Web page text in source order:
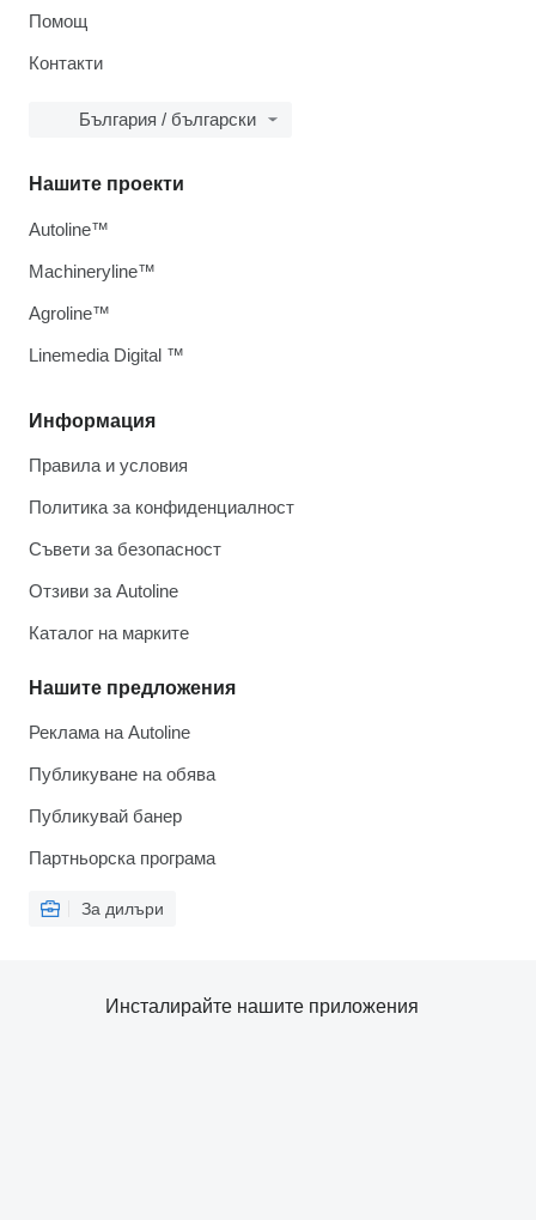
Помощ
Контакти
България / български
Информация
Правила и условия
Политика за конфиденциалност
Съвети за безопасност
Отзиви за Autoline
Каталог на марките
Нашите предложения
Реклама на Autoline
Публикуване на обява
Публикувай банер
Партньорска програма
За дилъри
Нашите проекти
Autoline™
Machineryline™
Agroline™
Linemedia Digital ™
Инсталирайте нашите приложения